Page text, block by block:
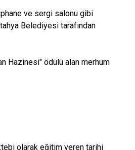
ve sergi salonu gibi
Belediyesi tarafından
Hazinesi" ödülü alan merhum
olarak eğitim veren tarihi